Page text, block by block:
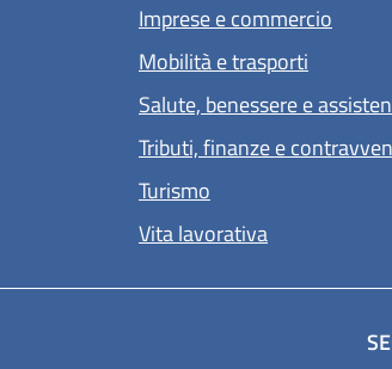
Imprese e commercio
Mobilità e trasporti
Salute, benessere e
Tributi, finanze e
Turismo
Vita lavorativa